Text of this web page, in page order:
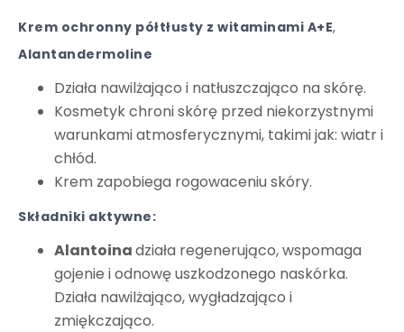
Krem ochronny półtłusty z witaminami A+E,
Alantandermoline
Działa nawilżająco i natłuszczająco na skórę.
Kosmetyk chroni skórę przed niekorzystnymi
warunkami atmosferycznymi, takimi jak: wiatr i
chłód.
Krem zapobiega rogowaceniu skóry.
Składniki aktywne:
Alantoinadziała regenerująco, wspomaga
gojenie i odnowę uszkodzonego naskórka.
Działa nawilżająco, wygładzająco i
zmiękczająco.